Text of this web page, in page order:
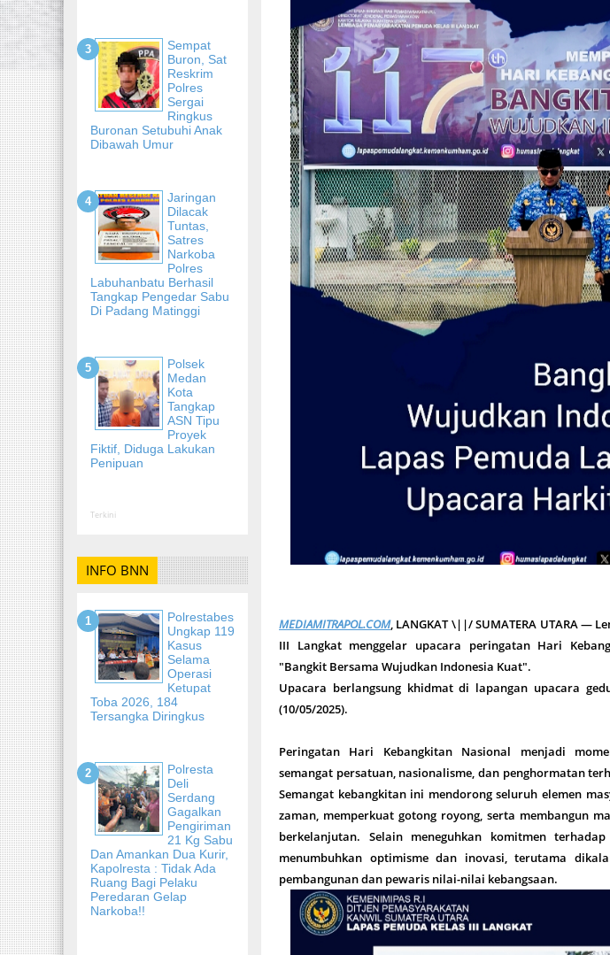
Sempat
Buron, Sat
Reskrim
Polres
Sergai
Ringkus
Buronan Setubuhi Anak
Dibawah Umur
Jaringan
Dilacak
Tuntas,
Satres
Narkoba
Polres
Labuhanbatu Berhasil
Tangkap Pengedar Sabu
Di Padang Matinggi
Polsek
Medan
Kota
Tangkap
ASN Tipu
Proyek
Fiktif, Diduga Lakukan
Penipuan
Terkini
INFO BNN
Polrestabes
Ungkap 119
Kasus
Selama
Operasi
Ketupat
Toba 2026, 184
Tersangka Diringkus
Polresta
Deli
Serdang
Gagalkan
Pengiriman
21 Kg Sabu
Dan Amankan Dua Kurir,
Kapolresta : Tidak Ada
Ruang Bagi Pelaku
Peredaran Gelap
Narkoba!!
MEDIAMITRAPOL.COM, LANGKAT \||/ SUMATERA UTARA —
III Langkat menggelar upacara peringatan Hari
"Bangkit Bersama Wujudkan Indonesia Kuat".
Upacara berlangsung khidmat di lapangan upacara
(10/05/2025).
Peringatan Hari Kebangkitan Nasional menjadi
semangat persatuan, nasionalisme, dan penghormatan
Semangat kebangkitan ini mendorong seluruh elemen
zaman, memperkuat gotong royong, serta membangun
berkelanjutan. Selain meneguhkan komitmen
menumbuhkan optimisme dan inovasi, terutama
pembangunan dan pewaris nilai-nilai kebangsaan.